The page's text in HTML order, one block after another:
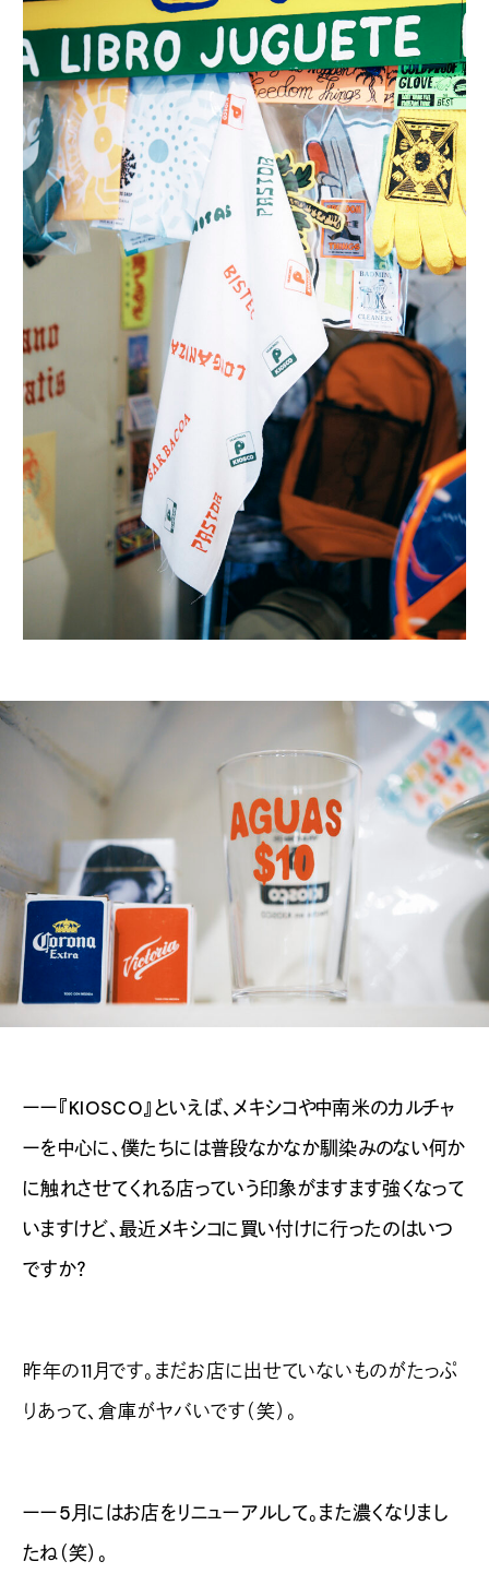
ーー『KIOSCO』といえば、メキシコや中南米のカルチャ
ーを中心に、僕たちには普段なかなか馴染みのない何か
に触れさせてくれる店っていう印象がますます強くなって
いますけど、最近メキシコに買い付けに行ったのはいつ
ですか？
昨年の11月です。まだお店に出せていないものがたっぷ
りあって、倉庫がヤバいです（笑）。
ーー5月にはお店をリニューアルして。また濃くなりまし
たね（笑）。